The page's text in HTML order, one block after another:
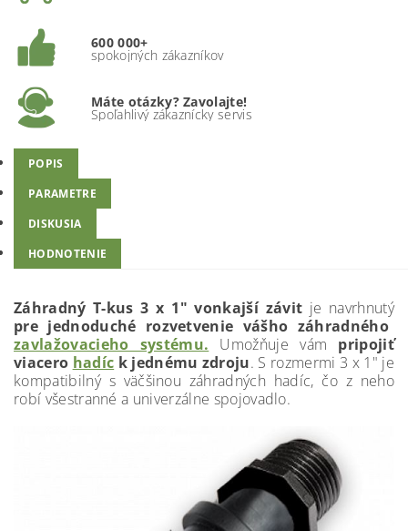
600 000+
spokojných zákazníkov
Máte otázky? Zavolajte!
Spoľahlivý zákaznícky servis
POPIS
PARAMETRE
DISKUSIA
HODNOTENIE
Záhradný T-kus 3 x 1" vonkajší závit je navrhnutý
pre jednoduché rozvetvenie vášho záhradného
zavlažovacieho systému. Umožňuje vám pripojiť
viacero hadíc k jednému zdroju. S rozmermi 3 x 1" je
kompatibilný s väčšinou záhradných hadíc, čo z neho
robí všestranné a univerzálne spojovadlo.